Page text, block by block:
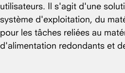
utilisateurs. Il s'agit d'une
système d'exploitation, du
pour les tâches reliées au
d'alimentation redondants et